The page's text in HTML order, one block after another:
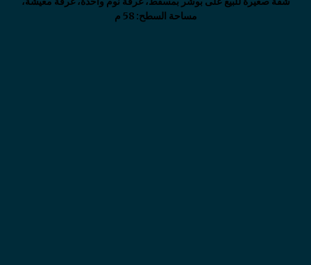
مساحة السطح: 58 م